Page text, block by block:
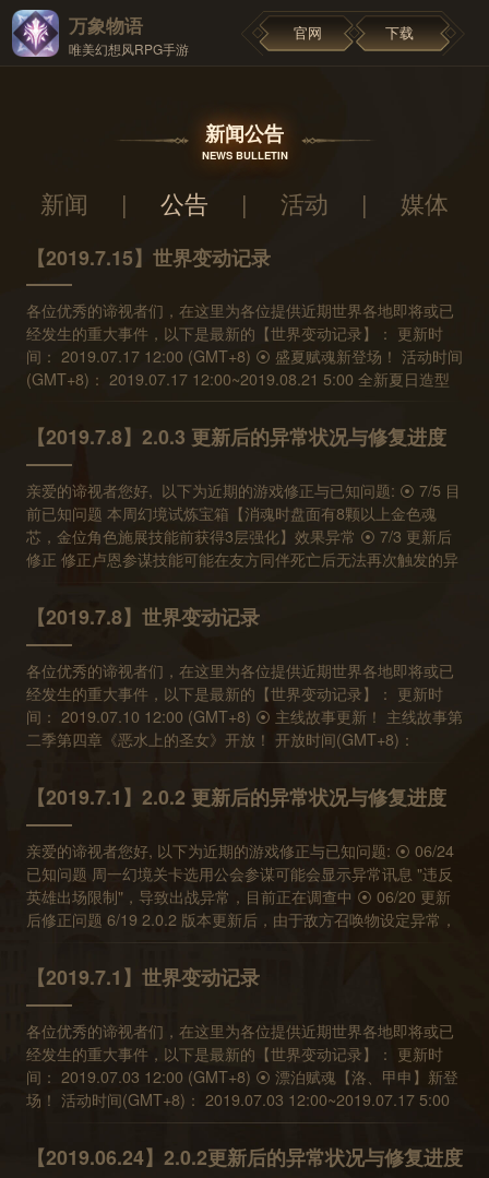
万象物语
唯美幻想风RPG手游
官网 下载
新闻公告
NEWS BULLETIN
新闻 | 公告 | 活动 | 媒体
【2019.7.15】世界变动记录
各位优秀的谛视者们，在这里为各位提供近期世界各地即将或已
经发生的重大事件，以下是最新的【世界变动记录】： 更新时
间： 2019.07.17 12:00 (GMT+8) ⦿ 盛夏赋魂新登场！ 活动时间
(GMT+8)： 2019.07.17 12:00~2019.08.21 5:00 全新夏日造型
【安洁莉亚MZ、希欧MZ、雪尔森MZ】共鸣三阶角色新登场！
在450次赋魂内，必定能获得三位共鸣三阶的角色至少各一次。
角色的机率不会随着抽取次数变化，但在赋魂的后三周将轮流提
高三位角色的机率。 以下为详细的机率设置，时间区段为
GMT+8 07.17 12:00 ~ 07.31 12:00 每个角色0.7%，三名角色合
计2.1% 07.31 12:00 ~ 08.07 12:00 希欧MZ机率提升为1%，三
名角色合计2% 08.07 12:00 ~ 08.14 12:00 雪尔森MZ机率提升为
1%，三名角色合计2% 08.14 12:00 ~ 08.21 05:00 安洁莉亚MZ
机率提升为1%，三名角色合计2% ※450次包含使用透晶石与时光
书签的抽取次数，机率的变化不会导致次数重新计算 ⦿ 《盛夏梦
幻假期》夏日限定活动开放！ 活动时间(GMT+8)： 2019.07.17
安洁莉亚充分休息， 王国的女孩们秘密筹画了一场渡假旅行。 看
啊，绝佳的机会！ 跟随女孩们，照亮青春吧～ ※ 活动奖励包含娜
雅水纹结晶！而神秘市集也将同步贩售甜花冰棒(活动入场券)
喔！ ⦿ 透晶石商店上架限时活动商品 上架时间(GMT+8)：
2019.07.17 12:00~2019.08.21 5:00 【灿烂夏夜】售价 98 RMB
娜雅水纹结晶 x 10 储值透晶石 x 150 【沁凉夏日】售价 30 RMB
甜花冰棒(活动入场券) x 10 ※期间限定特殊商品，将由信件领
申、贾汉(炫目粉红贵族)、杰罗姆 可使用期间：07/15
05:00~07/22 05:00 (GMT+8) 2. 免费角色：娜雅MZ、猫眼SP、
丽莎 可使用期间：07/22 05:00~07/29 05:00 (GMT+8) 预计下次
更新时间： 2019.07.24 12:00 (GMT+8)
【2019.7.8】2.0.3 更新后的异常状况与修复进度
亲爱的谛视者您好, 以下为近期的游戏修正与已知问题: ⦿ 7/5 目
前已知问题 本周幻境试炼宝箱【消魂时盘面有8颗以上金色魂
芯，金位角色施展技能前获得3层强化】效果异常 ⦿ 7/3 更新后
修正 修正卢恩参谋技能可能在友方同伴死亡后无法再次触发的异
常问题 修正库尔被动技能搭配戴菲斯参谋效果的异常问题。修正
后，若使用此组合，并于开场时有同伴死亡，戴菲斯参谋效果也
可加成库尔所发动的被动技能。 本周幻境试炼宝箱效果【消魂时
盘面有8颗以上黑色魂芯，黑位角色于施展技能前获得三层强化】
搭配尼德【湛蓝猎师】技能书，在符合宝箱条件下，会导致尼德
技能书被动效果发动次数异常问题，此问题将于7/3 12:00 更新时
修正。修正后，在符合宝箱条件下，尼德技能书被动效果将会发
动1次。 [修正] 部分角色像是罗杰、纳杰尔和法蒂玛的参谋技可
能会在我方角色第一波死亡，第二波复活时失效 修正澪的章节导
引对话无法自动触发异常问题 修正雪尔森可能在复活后再次发动
被动技能的异常问题 修正探索关卡合成区讯息异常问题 ⦿ 7/3 目
份角色的触发限制异常重置并影响发动次数。如杰罗姆在战斗开
始时，可多次触发被动技能。 琉角色故事【无条件信任】与尼德
角色故事【彭列瓦的考验】战斗场景演出异常。 璃【粉红色的小
怪兽】技能书参谋效果异常 完成第二季第三章之后，切换主线故
事可能会出现异常错误讯息 ⦿ 06/24 已知问题 周一幻境关卡选
用公会参谋可能会显示异常讯息"违反英雄出场限制"，导致出战
异常，目前正在调查中 ⦿ 06/20 更新后修正问题 6/19 2.0.2 版本
札克的挑战】贫民窟区域，以及深入亚特拉斯第24 天后，可能会
发生无法继续关卡的异常状况。目前已在6/20 19：00 的更新藉
由调整贫民窟区域敌人组合来避免此问题再次发生，深入亚特拉
斯问题将在下个更新版本修正。随后团队将在6/24 日前统计问题
且依照玩家应得的透晶原石发送同等数量的透晶石与四张捷径以
【2019.7.8】世界变动记录
各位优秀的谛视者们，在这里为各位提供近期世界各地即将或已
经发生的重大事件，以下是最新的【世界变动记录】： 更新时
间： 2019.07.10 12:00 (GMT+8) ⦿ 主线故事更新！ 主线故事第
二季第四章《恶水上的圣女》开放！ 开放时间(GMT+8)：
2019.7.10 12:00 ※ 若第一季故事尚未全部通关，仍可经由主线关
卡列表左下角「选择故事」按钮进入第二季故事。 ⦿ 幻境试炼免
费英雄更新 1. 免费角色：洛、安洁莉亚SP、普吉(冒险绅士) 可
使用期间：07/08 05:00~07/15 05:00 (GMT+8) 2. 免费角色：甲
申、贾汉(炫目粉红贵族)、杰罗姆 可使用期间：07/15
05:00~07/22 05:00 (GMT+8) 预计下次更新时间： 2019.07.17
12:00 (GMT+8)
【2019.7.1】2.0.2 更新后的异常状况与修复进度
亲爱的谛视者您好, 以下为近期的游戏修正与已知问题: ⦿ 06/24
已知问题 周一幻境关卡选用公会参谋可能会显示异常讯息 "违反
英雄出场限制"，导致出战异常，目前正在调查中 ⦿ 06/20 更新
后修正问题 6/19 2.0.2 版本更新后，由于敌方召唤物设定异常，
玩家在通过探索关卡【 巴尔札克的挑战】贫民窟区域，以及深入
亚特拉斯第 24 天后，可能会发生无法继续关卡的异常状况。目
前已在 6/20 19：00 的更新藉由调整贫民窟区域敌人组合来避免
此问题再次发生，深入亚特拉斯问题将在下个更新版本修正。随
后团队将在 6/24 日前统计问题发生期间曾停留在贫民窟区域，而
无法领取奖励的玩家清单，并且依照玩家应得的透晶原石发送同
等数量的透晶石与四张捷径以表补偿。造成您的不便，敬请见
谅。《Sdorica》团队感谢您的支持与鼓励，我们将持续努力提升
游戏质量，谢谢。 ⦿ 06/19 更新后修正问题 修正米莎在 3 层弱
化下可能无法发动四魂完全治愈技能异常问题，修正后，米莎在
三层弱化状态下，四魂能将敌我双方补血至满血。 将白位古鲁瓦
【2019.7.1】世界变动记录
各位优秀的谛视者们，在这里为各位提供近期世界各地即将或已
经发生的重大事件，以下是最新的【世界变动记录】： 更新时
间： 2019.07.03 12:00 (GMT+8) ⦿ 漂泊赋魂【洛、甲申】新登
场！ 活动时间(GMT+8)： 2019.07.03 12:00~2019.07.17 5:00
共鸣三阶【洛】出现，共鸣二阶【洛】PickUp！ 【甲申、海德、
蠢熊勇士】共鸣二阶及共鸣一阶的获得机率提升！ ※每次十连赋
魂未获得共鸣三阶洛，共鸣三阶洛获得机率追加提升，直到获得
【2019.06.24】2.0.2更新后的异常状况与修复进度